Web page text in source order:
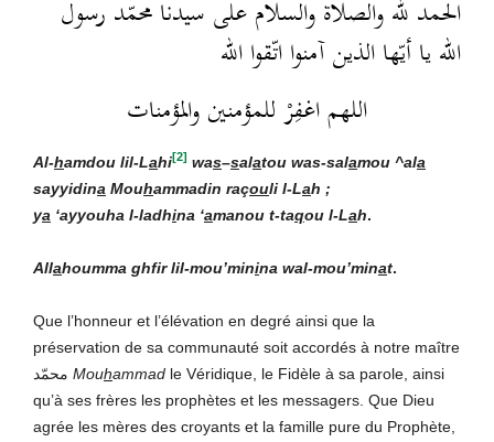
الحمد لله والصلاة والسلام على سيدنا محمّد رسول
الله يا أيّها الذين آمنوا اتّقوا الله
اللهم اغفِرْ للمؤمنين والمؤمنات
Al-hamdou lil-Lahi[2] was–salatou was-salamou ^ala
sayyidina Mouhammadin raçouli l-Lah ;
ya ‘ayyouha l-ladhina ‘amanou t-taqou l-Lah.
Allahoumma ghfir lil-mou’minina wal-mou’minat.
Que l’honneur et l’élévation en degré ainsi que la
préservation de sa communauté soit accordés à notre maître
محمّد Mouhammad le Véridique, le Fidèle à sa parole, ainsi
qu’à ses frères les prophètes et les messagers. Que Dieu
agrée les mères des croyants et la famille pure du Prophète,